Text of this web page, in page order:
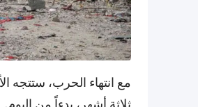
مع انتهاء الحرب، ستتجه